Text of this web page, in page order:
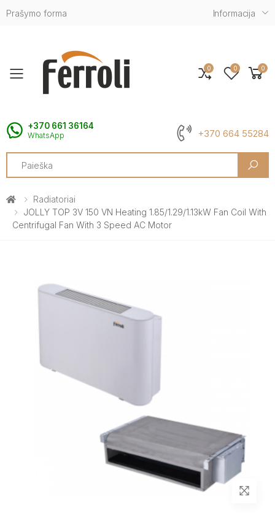
Prašymo forma Informacija
Toggle mobile menu
+370 661 36164
WhatsApp +370 664 55284
Search
0 0 0
Radiatoriai
JOLLY TOP 3V 150 VN Heating 1.85/1.29/1.13kW Fan Coil With
Centrifugal Fan With 3 Speed AC Motor